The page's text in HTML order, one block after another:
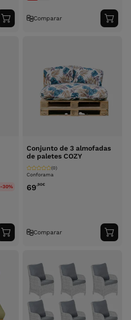
Adicionar
ao
Comparar
ao
-30%
Adicionar
ao
Conjunto de 3 almofadas
de paletes COZY
Conforama
(0)
69,90€
Comparar
ao